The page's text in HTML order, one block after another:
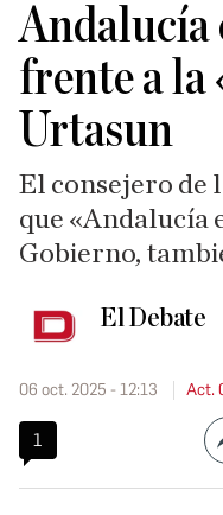
Andalucía
frente a la
Urtasun
El consejero de
que «Andalucía
Gobierno,
El Debate
06 oct. 2025 - 12:13 Act.
1